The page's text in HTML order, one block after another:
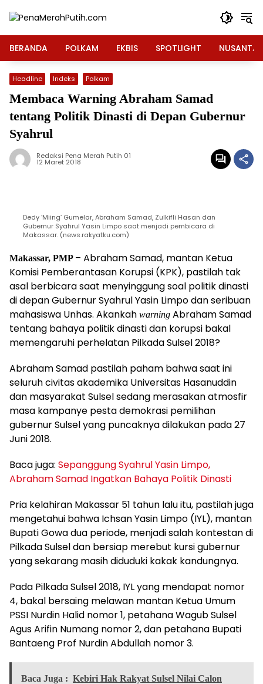
BERANDA
POLKAM EKBIS SPOTLIGHT
Headline Indeks Polkam
Membaca Warning Abraham Samad
tentang Politik Dinasti di Depan Gubernur
Syahrul
Redaksi Pena Merah Putih 01
12 Maret 2018
Dedy ‘Miing’ Gumelar, Abraham Samad, Zulkifli Hasan dan
Gubernur Syahrul Yasin Limpo saat menjadi pembicara di
Makassar. (news.rakyatku.com)
Makassar, PMP – Abraham Samad, mantan Ketua
Komisi Pemberantasan Korupsi (KPK), pastilah tak
asal berbicara saat menyinggung soal politik dinasti
di depan Gubernur Syahrul Yasin Limpo dan seribuan
mahasiswa Unhas. Akankah warning Abraham Samad
tentang bahaya politik dinasti dan korupsi bakal
memengaruhi perhelatan Pilkada Sulsel 2018?
Abraham Samad pastilah paham bahwa saat ini
seluruh civitas akademika Universitas Hasanuddin
dan masyarakat Sulsel sedang merasakan atmosfir
masa kampanye pesta demokrasi pemilihan
gubernur Sulsel yang puncaknya dilakukan pada 27
Juni 2018.
Baca juga: Sepanggung Syahrul Yasin Limpo,
Abraham Samad Ingatkan Bahaya Politik Dinasti
Pria kelahiran Makassar 51 tahun lalu itu, pastilah juga
mengetahui bahwa Ichsan Yasin Limpo (IYL), mantan
Bupati Gowa dua periode, menjadi salah kontestan di
Pilkada Sulsel dan bersiap merebut kursi gubernur
yang sekarang masih diduduki kakak kandungnya.
Pada Pilkada Sulsel 2018, IYL yang mendapat nomor
4, bakal bersaing melawan mantan Ketua Umum
PSSI Nurdin Halid nomor 1, petahana Wagub Sulsel
Agus Arifin Numang nomor 2, dan petahana Bupati
Bantaeng Prof Nurdin Abdullah nomor 3.
Baca Juga : Kebiri Hak Rakyat Sulsel Nilai Calon